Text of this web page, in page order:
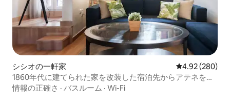
シシオの一軒家 レビュー280
4.92 (280)
1860年代に建てられた家を改装した宿泊先からアテネを探
索しよう
情報の正確さ · バスルーム · Wi-Fi